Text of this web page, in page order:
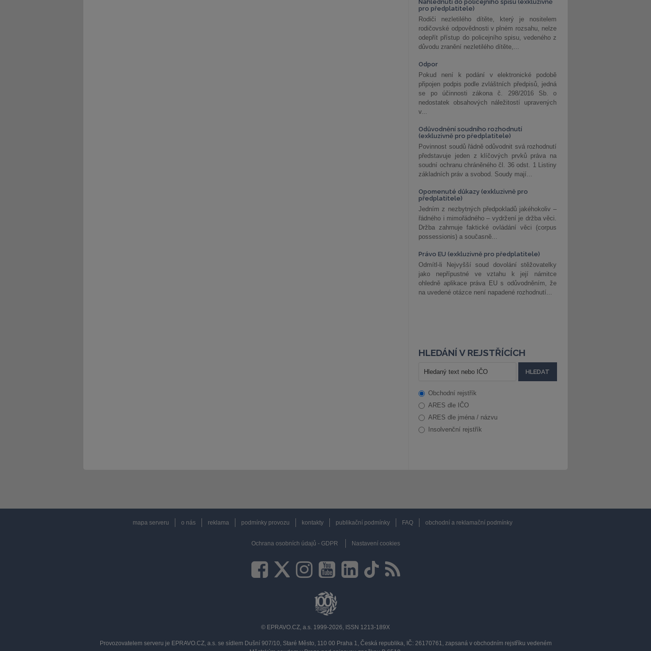
Nahlédnutí do policejního spisu (exkluzivně
pro předplatitele)
Rodiči nezletilého dítěte, který je nositelem
rodičovské odpovědnosti v plném rozsahu, nelze
odepřít přístup do policejního spisu, vedeného z
důvodu zranění nezletilého dítěte,...
Odpor
Pokud není k podání v elektronické podobě
připojen podpis podle zvláštních předpisů, jedná
se po účinnosti zákona č. 298/2016 Sb. o
nedostatek obsahových náležitostí upravených
v...
Odůvodnění soudního rozhodnutí
(exkluzivně pro předplatitele)
Povinnost soudů řádně odůvodnit svá rozhodnutí
představuje jeden z klíčových prvků práva na
soudní ochranu chráněného čl. 36 odst. 1 Listiny
základních práv a svobod. Soudy mají...
Opomenuté důkazy (exkluzivně pro
předplatitele)
Jedním z nezbytných předpokladů jakéhokoliv –
řádného i mimořádného – vydržení je držba věci.
Držba zahrnuje faktické ovládání věci (corpus
possessionis) a současně...
Právo EU (exkluzivně pro předplatitele)
Odmítl-li Nejvyšší soud dovolání stěžovatelky
jako nepřípustné ve vztahu k její námitce
ohledně aplikace práva EU s odůvodněním, že
na uvedené otázce není napadené rozhodnutí...
HLEDÁNÍ V REJSTŘÍCÍCH
Obchodní rejstřík
ARES dle IČO
ARES dle jména / názvu
Insolvenční rejstřík
mapa serveru o nás reklama podmínky provozu kontakty publikační podmínky FAQ obchodní a reklamační podmínky
Ochrana osobních údajů - GDPR Nastavení cookies
© EPRAVO.CZ, a.s. 1999-2026, ISSN 1213-189X
Provozovatelem serveru je EPRAVO.CZ, a.s. se sídlem Dušní 907/10, Staré Město, 110 00 Praha 1, Česká republika, IČ: 26170761, zapsaná v obchodním rejstříku vedeném